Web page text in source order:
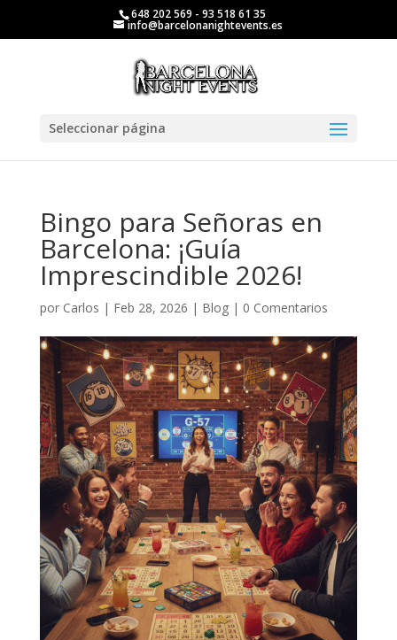
648 202 569 - 93 518 61 35
info@barcelonanightevents.es
Seleccionar página
Bingo para Señoras en
Barcelona: ¡Guía
Imprescindible 2026!
por Carlos | Feb 28, 2026 | Blog| 0 Comentarios